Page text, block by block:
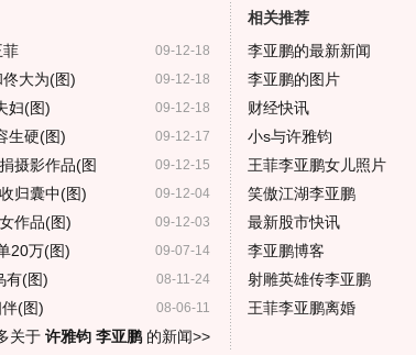
09-12-18
09-12-18
大为(图)
09-12-18
妇(图)
09-12-17
生硬(图)
09-12-15
摄影作品(图
09-12-04
归囊中(图)
09-12-03
作品(图)
09-07-14
20万(图)
08-11-24
有(图)
08-06-11
(图)
关于 许雅钧 李亚鹏的新闻>>
相关推荐
李亚鹏的最新新闻
李亚鹏的图片
财经快讯
小s与许雅钧
王菲李亚鹏女儿照片
笑傲江湖李亚鹏
最新股市快讯
李亚鹏博客
射雕英雄传李亚鹏
王菲李亚鹏离婚